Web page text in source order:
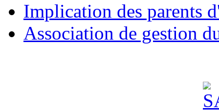
Implication des parents
Association de gestion